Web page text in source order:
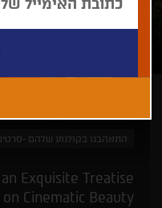
התאהבנו בקולנוע שלהם -
Exquisite Treatise
on Cinematic Beauty